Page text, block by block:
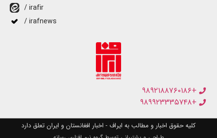
/ irafir
/ irafnews
+۹۸۹۲۱۸۸۷۶۰۱۸۶
+۹۸۹۹۲۳۳۳۵۷۴۸
کلیه حقوق اخبار و مطالب به ایراف - اخبار افغانستان و ایران تعلق دارد